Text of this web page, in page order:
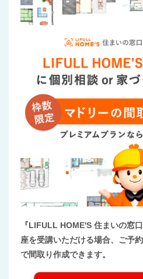
『LIFULL HOME'S 住まいの窓
座を受講いただける場合、ご予
で間取り作成できます。